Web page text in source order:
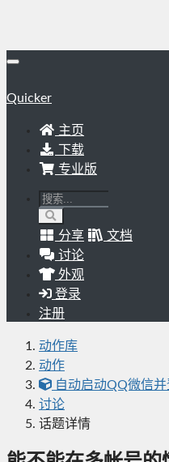
Quicker
主页
下载
专业版
分享
文档
讨论
外观
登录
注册
动作库
动作
自动启动QQ微信并
讨论
话题详情